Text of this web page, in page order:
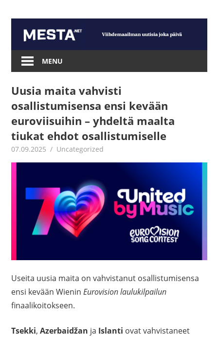
content
Mesta.net
MENU
Uusia maita vahvisti
osallistumisensa ensi kevään
euroviisuihin – yhdeltä maalta
tiukat ehdot osallistumiselle
07.09.2025 Juha Kaunisto
Uncategorized
Useita uusia maita on vahvistanut osallistumisensa
ensi kevään Wienin Eurovision laulukilpailun
finaalikoitokseen.
Tsekki, Azerbaidžan ja Islanti ovat vahvistaneet